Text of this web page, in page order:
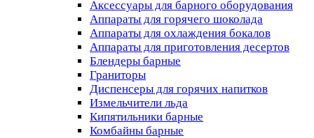
Аксессуары для барного оборудования
Аппараты для горячего шоколада
Аппараты для охлаждения бокалов
Аппараты для приготовления десертов
Блендеры барные
Граниторы
Диспенсеры для горячих напитков
Измельчители льда
Кипятильники барные
Комбайны барные